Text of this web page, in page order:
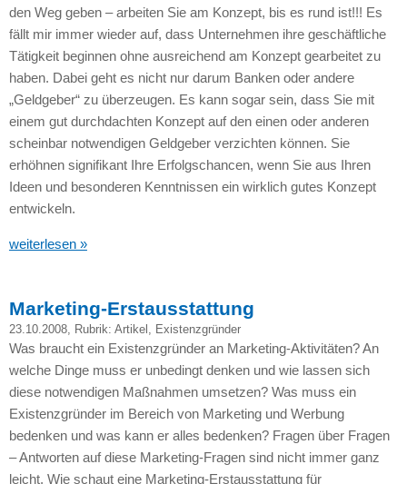
den Weg geben – arbeiten Sie am Konzept, bis es rund ist!!! Es
fällt mir immer wieder auf, dass Unternehmen ihre geschäftliche
Tätigkeit beginnen ohne ausreichend am Konzept gearbeitet zu
haben. Dabei geht es nicht nur darum Banken oder andere
„Geldgeber“ zu überzeugen. Es kann sogar sein, dass Sie mit
einem gut durchdachten Konzept auf den einen oder anderen
scheinbar notwendigen Geldgeber verzichten können. Sie
erhöhnen signifikant Ihre Erfolgschancen, wenn Sie aus Ihren
Ideen und besonderen Kenntnissen ein wirklich gutes Konzept
entwickeln.
weiterlesen »
Marketing-Erstausstattung
23.10.2008, Rubrik: Artikel , Existenzgründer
Was braucht ein Existenzgründer an Marketing-Aktivitäten? An
welche Dinge muss er unbedingt denken und wie lassen sich
diese notwendigen Maßnahmen umsetzen? Was muss ein
Existenzgründer im Bereich von Marketing und Werbung
bedenken und was kann er alles bedenken? Fragen über Fragen
– Antworten auf diese Marketing-Fragen sind nicht immer ganz
leicht. Wie schaut eine Marketing-Erstausstattung für